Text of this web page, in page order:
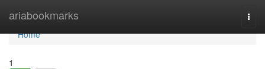
ariabookmarks
Home
Home
1